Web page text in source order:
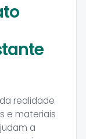
realidade
e materiais
a